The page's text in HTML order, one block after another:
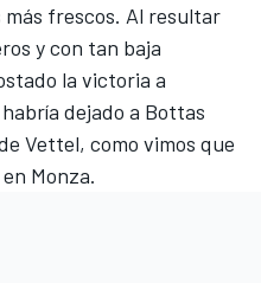
frescos. Al resultar
y con tan baja
la victoria a
habría dejado a Bottas
Vettel, como vimos que
en Monza.